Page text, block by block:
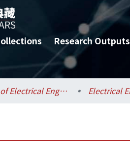
Research Outputs
College of Electrical Engineering and Computer Science / 電機資訊學院